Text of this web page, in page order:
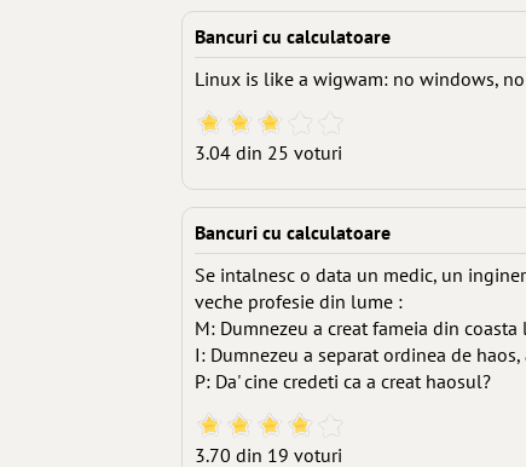
Bancuri cu calculatoare
Linux is like a wigwam: no windows,
3.04 din 25 voturi
Bancuri cu calculatoare
Se intalnesc o data un medic, un
veche profesie din lume :
M: Dumnezeu a creat fameia din
I: Dumnezeu a separat ordinea de
P: Da' cine credeti ca a creat haosul?
3.70 din 19 voturi